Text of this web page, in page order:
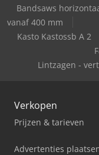
Bandsaws
vanaf 400 mm
Kasto Kastossb A 2
Lintzagen -
Verkopen
Prijzen & tarieven
Advertenties